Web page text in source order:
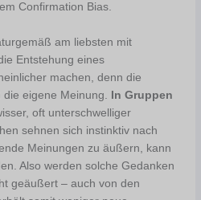
Confirmation Bias.
am liebsten mit
Entstehung eines
machen, denn die
eigene Meinung. In Gruppen
oft unterschwelliger
sehnen sich instinktiv nach
Meinungen zu äußern, kann
Also werden solche Gedanken
geäußert – auch von den